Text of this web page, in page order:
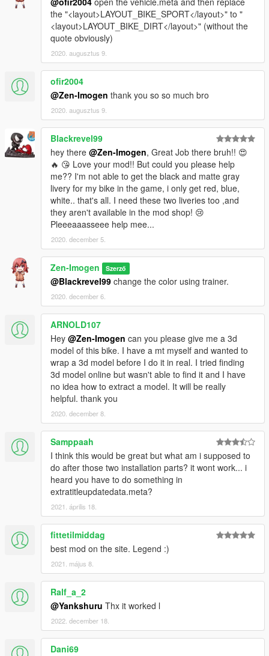
the "<layout>LAYOUT_BIKE_SPORT</layout>" to "
<layout>LAYOUT_BIKE_DIRT</layout>" (without the
quote obviously)
2020. augusztus 9.
ofir2004
@Zen-Imogen thank you so so much bro
2020. augusztus 9.
Blackrevel99
hey there @Zen-Imogen, Great Job there bruh!! 😍
🔥 😘 Love your mod!! But could you please help
me?? I'm not able to get the black and matte gray
livery for my bike in the game, i only get red, blue,
white.. that's all. I need these two liveries too ,and
they aren't available in the mod shop! 😢
Pleeeaaasseee help mee...
2020. december 5.
Zen-Imogen Szerző
@Blackrevel99 change the color using trainer.
2020. december 6.
ARNOLD107
Hey @Zen-Imogen can you please give me a 3d
model of this bike. I have a mt myself and wanted to
wrap a 3d model before I do it in real. I tried finding
3d model online but wasn't able to find it and I have
no idea how to extract a model. It will be really
helpful. thank you
2020. december 8.
Samppaah
I think this would be great but what am i supposed to
do after those two installation parts? it wont work... i
heard you have to do something in
extratitleupdatedata.meta?
2021. április 18.
fittetilmiddag
best mod on the site. Legend :)
2021. május 8.
Ralf_a_2
@Yankshuru Thx it worked l
2022. december 18.
Dani69